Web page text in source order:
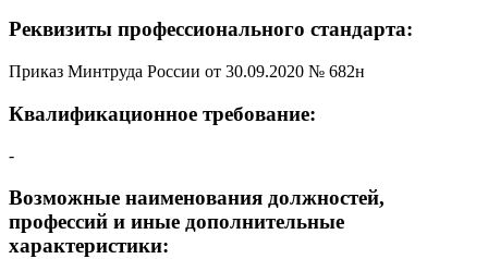
Реквизиты профессионального стандарта:
Приказ Минтруда России от 30.09.2020 № 682н
Квалификационное требование:
-
Возможные наименования должностей,
профессий и иные дополнительные
характеристики: